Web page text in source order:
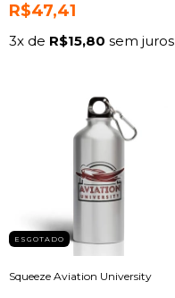
R$47,41
3x de R$15,80 sem juros
ESGOTADO
Squeeze Aviation University